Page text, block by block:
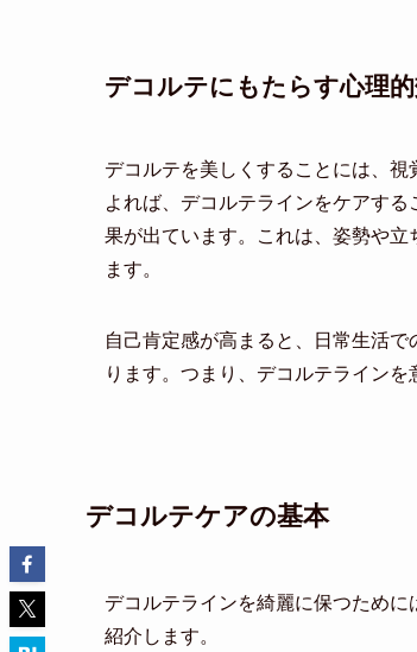
デコルテにもたらす心理
デコルテを美しくすることには、
よれば、デコルテラインをケアす
果が出ています。これは、姿勢や
ます。
自己肯定感が高まると、日常生活
ります。つまり、デコルテライン
デコルテケアの基本
デコルテラインを綺麗に保つため
紹介します。